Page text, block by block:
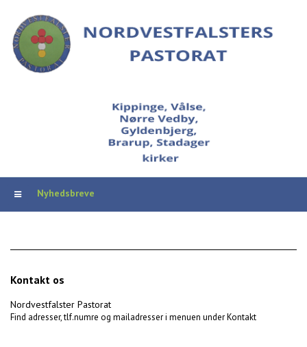
Nyhedsbreve
Kontakt os
Nordvestfalster Pastorat
Find adresser, tlf.numre og mailadresser i menuen under Kontakt